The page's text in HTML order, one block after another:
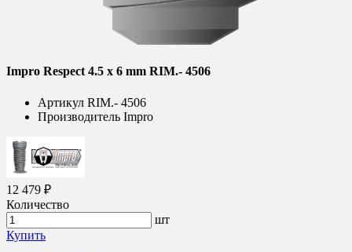
Impro Respect 4.5 x 6 mm RIM.- 4506
Артикул RIM.- 4506
Производитель Impro
12 479 ₽
Количество
шт
Купить